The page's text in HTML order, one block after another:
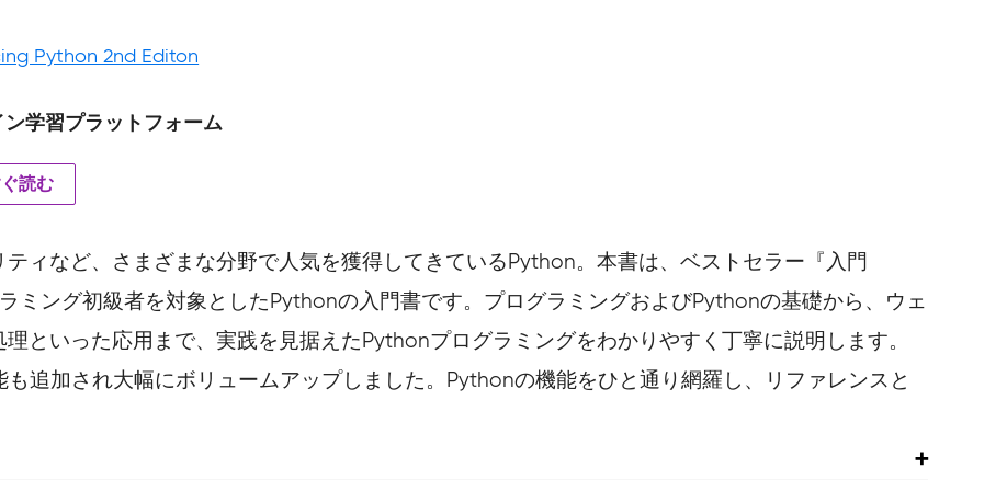
Python 2nd Editon
ン学習プラットフォーム
読む
ィなど、さまざまな分野で人気を獲得してきているPython。本書は、ベストセラー『入門
ミング初級者を対象としたPythonの入門書です。プログラミングおよびPythonの基礎から、ウェ
といった応用まで、実践を見据えたPythonプログラミングをわかりやすく丁寧に説明します。
追加され大幅にボリュームアップしました。Pythonの機能をひと通り網羅し、リファレンスと